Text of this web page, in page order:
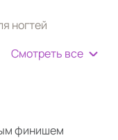
ногтей
Смотреть все
финишем